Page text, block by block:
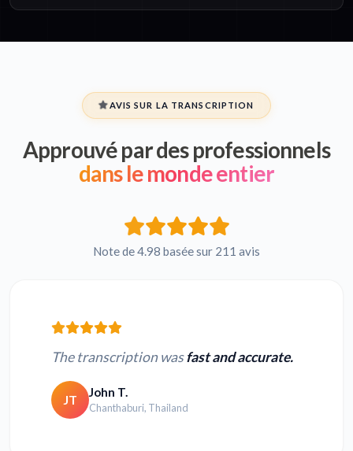
AVIS SUR LA TRANSCRIPTION
Approuvé par des professionnels
dans le monde entier
Note de 4.98 basée sur 211 avis
The transcription wasfast and accurate.
JT John T.
Chanthaburi, Thailand